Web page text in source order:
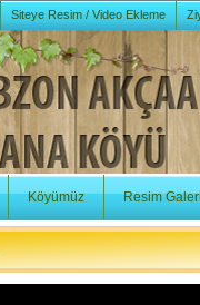
Siteye Resim / Video Ekleme
Köyümüz Resim